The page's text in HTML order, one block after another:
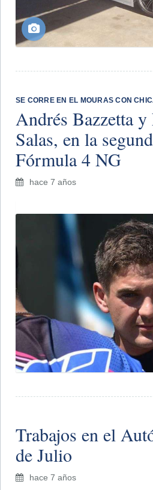
SE CORRE EN EL MOURAS CON
Andrés Bazzetta y
Salas, en la
Fórmula 4 NG
hace 7 años
Trabajos en el
de Julio
hace 7 años